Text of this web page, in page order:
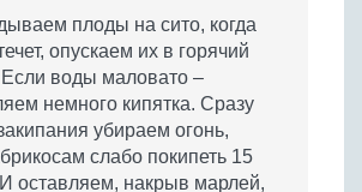
плоды на сито, когда
опускаем их в горячий
воды маловато –
немного кипятка. Сразу
убираем огонь,
слабо покипеть 15
оставляем, накрыв марлей,